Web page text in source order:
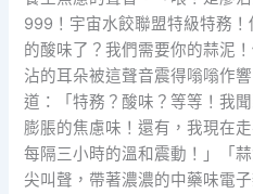
999！宇宙水餃聯盟特級特務
的酸味了？我們需要你的蒜泥
沾的耳朵被這聲音震得嗡嗡作
道：「特務？酸味？等等！我
膨脹的焦慮味！還有，我現在
每隔三小時的溫和震動！」「
尖叫聲，帶著濃濃的中藥味電